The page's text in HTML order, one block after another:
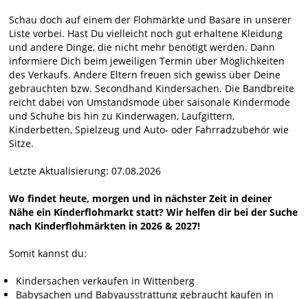
Schau doch auf einem der Flohmärkte und Basare in unserer
Liste vorbei. Hast Du vielleicht noch gut erhaltene Kleidung
und andere Dinge, die nicht mehr benötigt werden. Dann
informiere Dich beim jeweiligen Termin über Möglichkeiten
des Verkaufs. Andere Eltern freuen sich gewiss über Deine
gebrauchten bzw. Secondhand Kindersachen. Die Bandbreite
reicht dabei von Umstandsmode über saisonale Kindermode
und Schuhe bis hin zu Kinderwagen, Laufgittern,
Kinderbetten, Spielzeug und Auto- oder Fahrradzubehör wie
Sitze.
Letzte Aktualisierung: 07.08.2026
Wo findet heute, morgen und in nächster Zeit in deiner
Nähe ein Kinderflohmarkt statt? Wir helfen dir bei der Suche
nach Kinderflohmärkten in 2026 & 2027!
Somit kannst du:
Kindersachen verkaufen in Wittenberg
Babysachen und Babyausstrattung gebraucht kaufen in